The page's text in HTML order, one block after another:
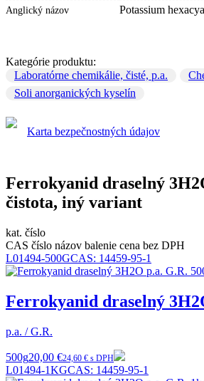
Anglický názov Potassium
Kategórie produktu:
Laboratórne chemikálie, čisté, p.a.
Soli anorganických kyselín
Karta bezpečnostných údajov
Ferrokyanid draselný
čistota, iný variant
kat. číslo
CAS číslo názov balenie cena bez DPH
L01494-500GCAS: 14459-95-1
Ferrokyanid draselný
p.a. / G.R.
500g20,00 €24,60 € s DPH
L01494-1KGCAS: 14459-95-1